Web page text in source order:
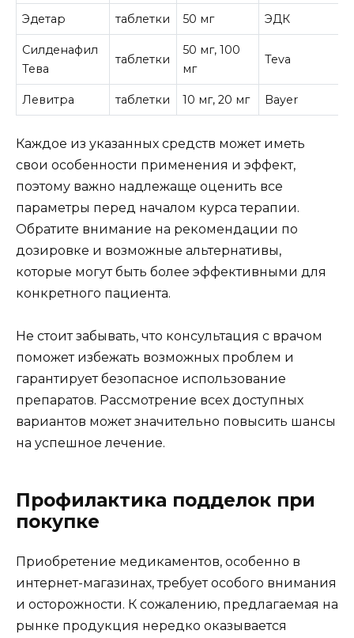
Эдетар таблетки 50 мг ЭДК
Силденафил
Тева
таблетки
50 мг, 100
мг
Teva
Левитра таблетки 10 мг, 20 мг Bayer
Каждое из указанных средств может иметь
свои особенности применения и эффект,
поэтому важно надлежаще оценить все
параметры перед началом курса терапии.
Обратите внимание на рекомендации по
дозировке и возможные альтернативы,
которые могут быть более эффективными для
конкретного пациента.
Не стоит забывать, что консультация с врачом
поможет избежать возможных проблем и
гарантирует безопасное использование
препаратов. Рассмотрение всех доступных
вариантов может значительно повысить шансы
на успешное лечение.
Профилактика подделок при
покупке
Приобретение медикаментов, особенно в
интернет-магазинах, требует особого внимания
и осторожности. К сожалению, предлагаемая на
рынке продукция нередко оказывается